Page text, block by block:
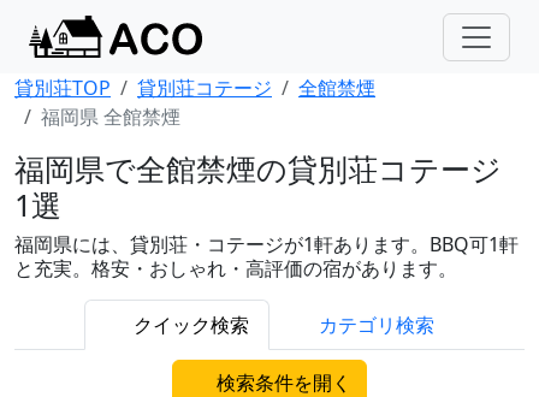
貸別荘TOP 貸別荘コテージ
全館禁煙
福岡県 全館禁煙
福岡県で全館禁煙の貸別荘コテージ
1選
福岡県には、貸別荘・コテージが1軒あります。BBQ可1軒
と充実。格安・おしゃれ・高評価の宿があります。
クイック検索 カテゴリ検索
検索条件を開く